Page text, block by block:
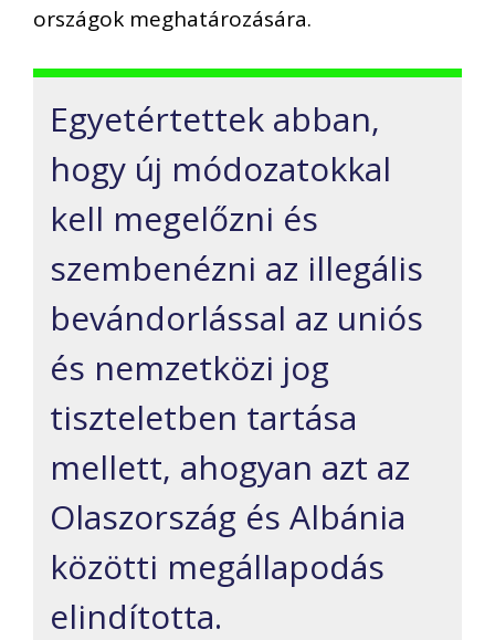
országok meghatározására.
Egyetértettek abban,
hogy új módozatokkal
kell megelőzni és
szembenézni az illegális
bevándorlással az uniós
és nemzetközi jog
tiszteletben tartása
mellett, ahogyan azt az
Olaszország és Albánia
közötti megállapodás
elindította.